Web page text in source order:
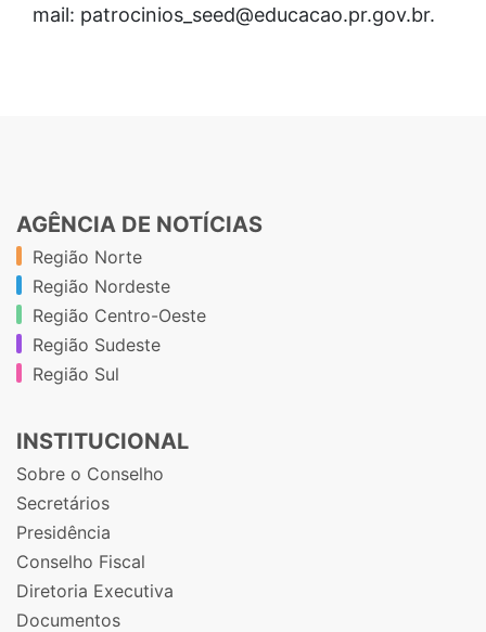
mail: patrocinios_seed@educacao.pr.gov.br.
AGÊNCIA DE NOTÍCIAS
Região Norte
Região Nordeste
Região Centro-Oeste
Região Sudeste
Região Sul
INSTITUCIONAL
Sobre o Conselho
Secretários
Presidência
Conselho Fiscal
Diretoria Executiva
Documentos